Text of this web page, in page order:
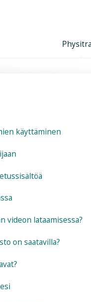
käyttäminen
videon lataamisessa?
on saatavilla?